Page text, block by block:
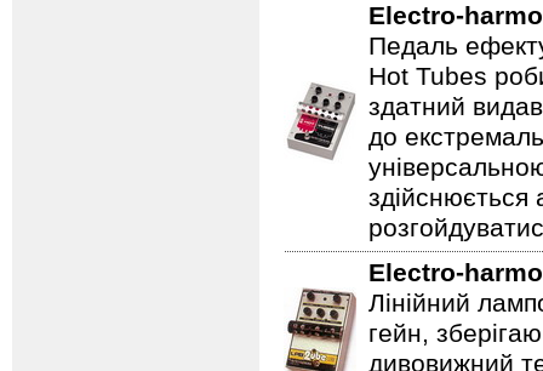
Electro-
Педаль
Hot Tubes
здатний
до
Electro-
Лінійний
гейн,
дивовижний